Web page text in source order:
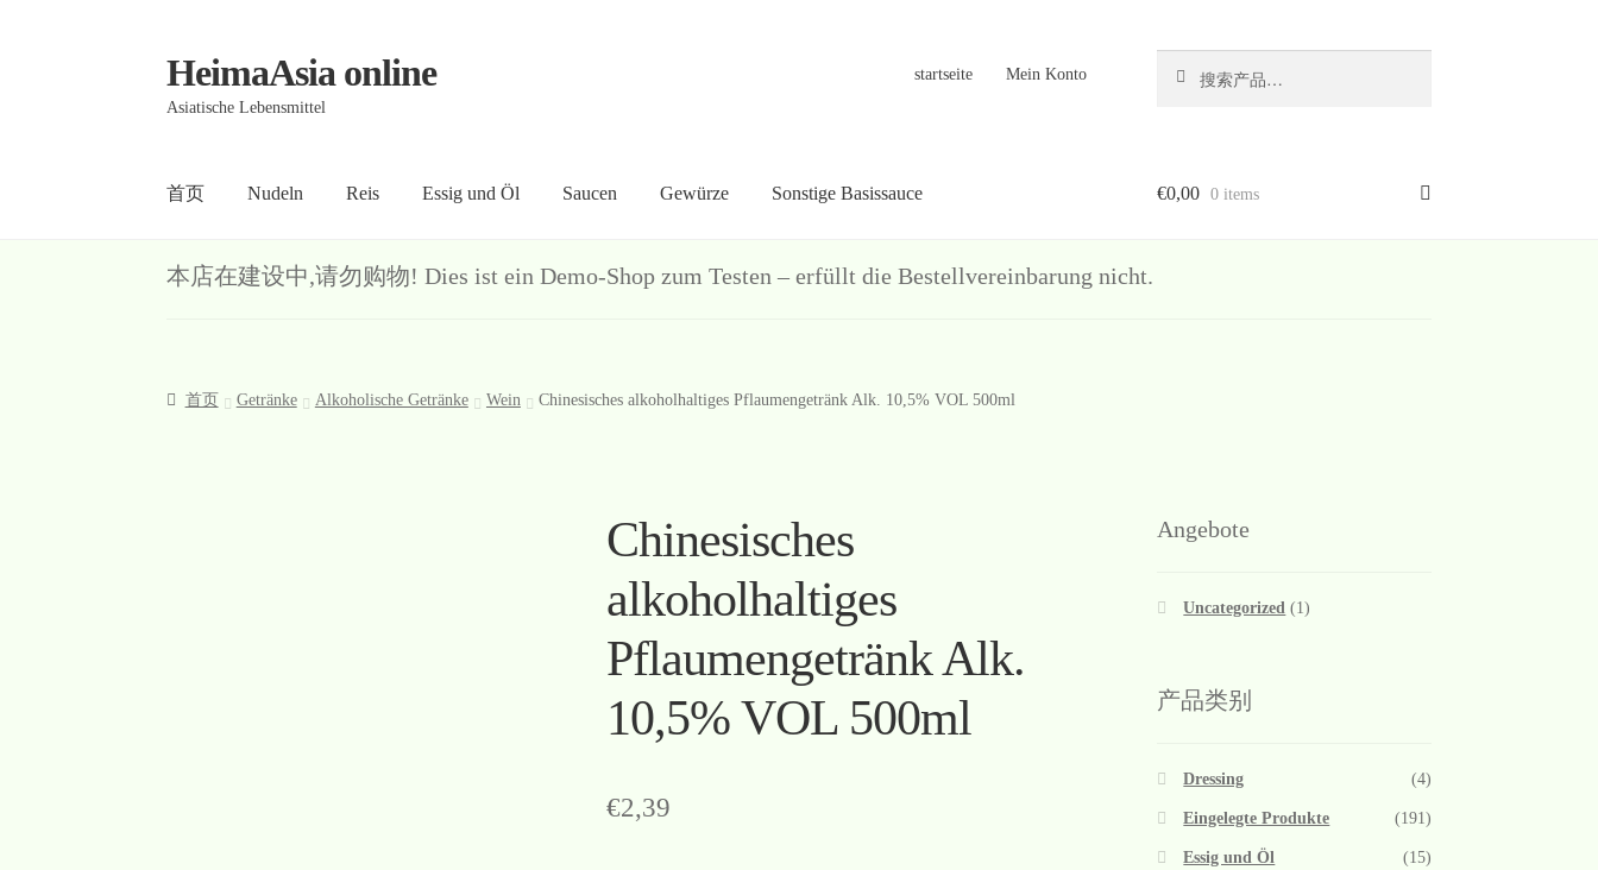
Skip
Skip
HeimaAsia online
Asiatische Lebensmittel
startseite Mein Konto
索：
首页 Nudeln Reis Essig und Öl Saucen Gewürze Sonstige Basissauce
首页About AGB Contact Datenschutz Kasse Mein Konto Warenkorb Welcome Widerrufsformular 关于 联系
€0,00 0 items
本店在建设中,请勿购物! Dies ist ein Demo-Shop zum Testen – erfüllt die Bestellvereinbarung nicht.
首页 Getränke Alkoholische Getränke Wein Chinesisches alkoholhaltiges Pflaumengetränk Alk. 10,5% VOL 500ml
Chinesisches
alkoholhaltiges
Pflaumengetränk Alk.
10,5% VOL 500ml
€2,39
Angebote
Uncategorized (1)
产品类别
Dressing (4)
Eingelegte Produkte (191)
Essig und Öl (15)